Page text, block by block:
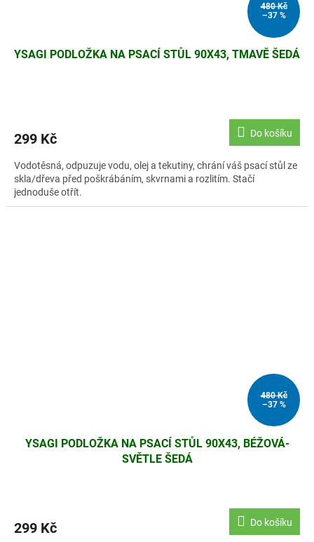
480 Kč
–37 %
YSAGI PODLOŽKA NA PSACÍ STŮL 90X43, TMAVĚ ŠEDÁ
299 Kč Do košíku
Vodotěsná, odpuzuje vodu, olej a tekutiny, chrání váš psací stůl ze
skla/dřeva před poškrábáním, skvrnami a rozlitím. Stačí
jednoduše otřít.
480 Kč
–37 %
YSAGI PODLOŽKA NA PSACÍ STŮL 90X43, BÉŽOVÁ-
SVĚTLE ŠEDÁ
299 Kč Do košíku